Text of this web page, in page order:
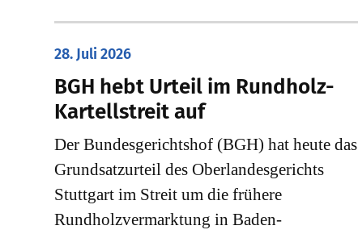
28. Juli 2026
​BGH hebt Urteil im Rundholz-
Kartellstreit auf
Der Bundesgerichtshof (BGH) hat heute das
Grundsatzurteil des Oberlandesgerichts
Stuttgart im Streit um die frühere
Rundholzvermarktung in Baden-